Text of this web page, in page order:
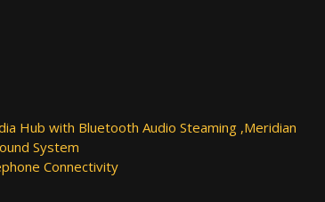
Hub with Bluetooth Audio Steaming ,Meridian
System
Connectivity